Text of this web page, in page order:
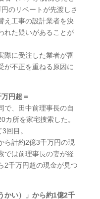
のリベートが先渡しさ
え工事の設計業者を決
れた疑いがあることが
際に受注した業者が審
が不正を重ねる原因に
円超＝
で、田中前理事長の自
カ所を家宅捜索した。
回目。
ら計約2億3千万円の現
では前理事長の妻が経
2千万円超の現金が見つ
かい）」から約1億2千